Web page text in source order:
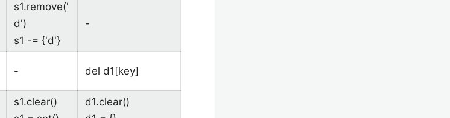
s1.remove('
d')
s1 -= {'d'}
-
- del d1[key]
s1.clear()
d1.clear()